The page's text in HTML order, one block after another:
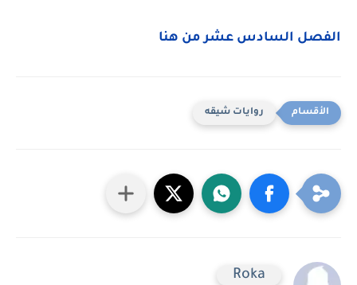
الفصل السادس عشر من هنا
روايات شيقه
Roka